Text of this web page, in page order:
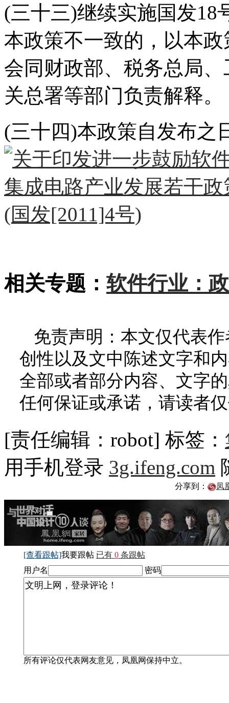
(三十三)继续实施国发18
本政策不一致的，以本
会同财政部、税务总局
关总署等部门负责解释。
(三十四)本政策自发布之
相关专题： 软件行业：
免责声明：本文仅代表
创性以及文中陈述文字和
全部或者部分内容、文字
任何保证或承诺，请读者
[责任编辑：robot] 标签：
用手机登录 3g.ifeng.com
分享到： 凤
[查看跟帖]我要跟帖 已有 0 条跟帖
用户名
密码
所有评论仅代表网友意见，凤凰网保持中立。